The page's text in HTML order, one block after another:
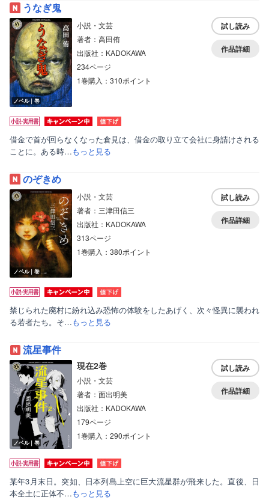
うなぎ鬼
ノベル｜巻
小説・文芸
著者：高田侑
出版社：KADOKAWA
234ページ
1巻購入：310ポイント
試し読み
作品詳細
借金で首が回らなくなった倉見は、借金の取り立て会社に身請けされる
ことに。ある時…もっと見る
のぞきめ
ノベル｜巻
小説・文芸
著者：三津田信三
出版社：KADOKAWA
313ページ
1巻購入：380ポイント
試し読み
作品詳細
禁じられた廃村に紛れ込み恐怖の体験をしたあげく、次々怪異に襲われ
る若者たち。そ…もっと見る
流星事件
ノベル｜巻
現在2巻
小説・文芸
著者：面出明美
出版社：KADOKAWA
179ページ
1巻購入：290ポイント
試し読み
作品詳細
某年3月末日。突如、日本列島上空に巨大流星群が飛来した。直後、日
本全土に正体不…もっと見る